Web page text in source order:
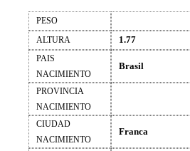
PESO
ALTURA
1.77
PAIS
NACIMIENTO
Brasil
PROVINCIA
NACIMIENTO
CIUDAD
NACIMIENTO
Franca